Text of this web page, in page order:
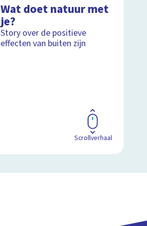
Wat doet natuur met
je?
Story over de positieve
effecten van buiten zijn
Scrollverhaal